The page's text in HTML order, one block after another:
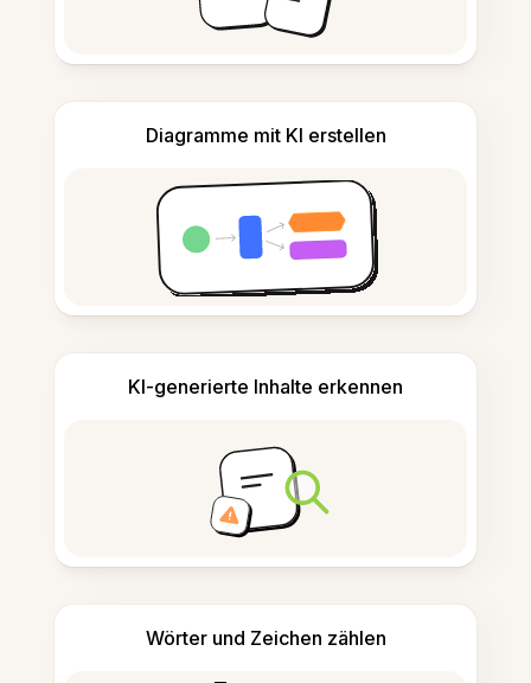
Diagramme mit KI erstellen
KI-generierte Inhalte erkennen
Wörter und Zeichen zählen